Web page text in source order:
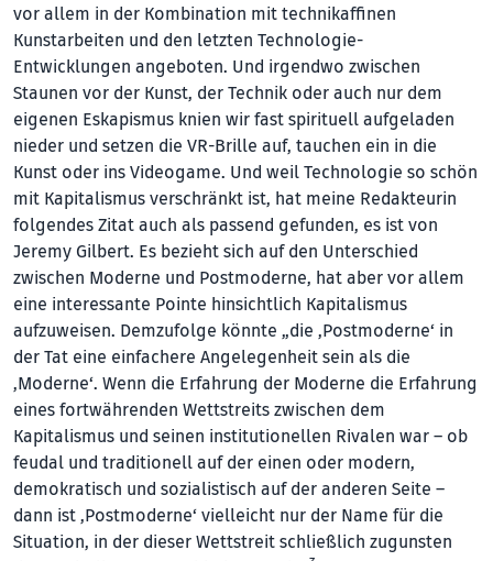
vor allem in der Kombination mit technikaffinen
Kunstarbeiten und den letzten Technologie-
Entwicklungen angeboten. Und irgendwo zwischen
Staunen vor der Kunst, der Technik oder auch nur dem
eigenen Eskapismus knien wir fast spirituell aufgeladen
nieder und setzen die VR-Brille auf, tauchen ein in die
Kunst oder ins Videogame. Und weil Technologie so schön
mit Kapitalismus verschränkt ist, hat meine Redakteurin
folgendes Zitat auch als passend gefunden, es ist von
Jeremy Gilbert. Es bezieht sich auf den Unterschied
zwischen Moderne und Postmoderne, hat aber vor allem
eine interessante Pointe hinsichtlich Kapitalismus
aufzuweisen. Demzufolge könnte „die ‚Postmoderne‘ in
der Tat eine einfachere Angelegenheit sein als die
‚Moderne‘. Wenn die Erfahrung der Moderne die Erfahrung
eines fortwährenden Wettstreits zwischen dem
Kapitalismus und seinen institutionellen Rivalen war – ob
feudal und traditionell auf der einen oder modern,
demokratisch und sozialistisch auf der anderen Seite –
dann ist ‚Postmoderne‘ vielleicht nur der Name für die
Situation, in der dieser Wettstreit schließlich zugunsten